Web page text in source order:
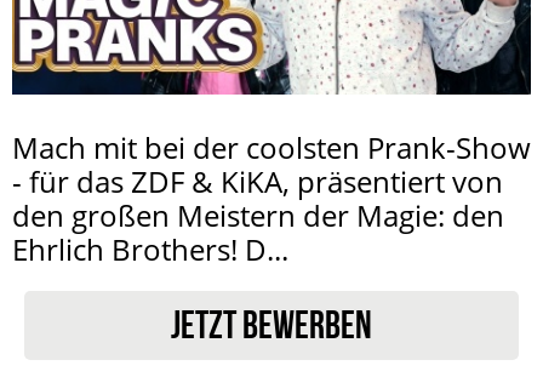
Mach mit bei der coolsten Prank-Show
- für das ZDF & KiKA, präsentiert von
den großen Meistern der Magie: den
Ehrlich Brothers! D...
JETZT BEWERBEN